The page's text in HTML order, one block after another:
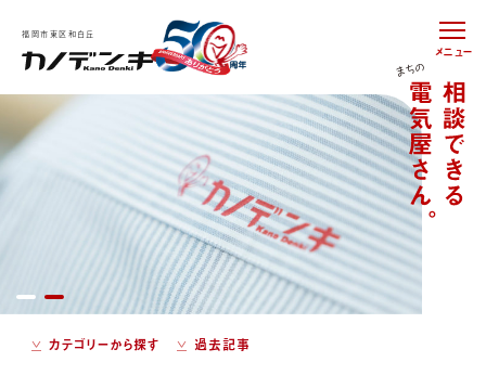
メニュー
福岡市東区和白丘
カテゴリーから探す 過去記事